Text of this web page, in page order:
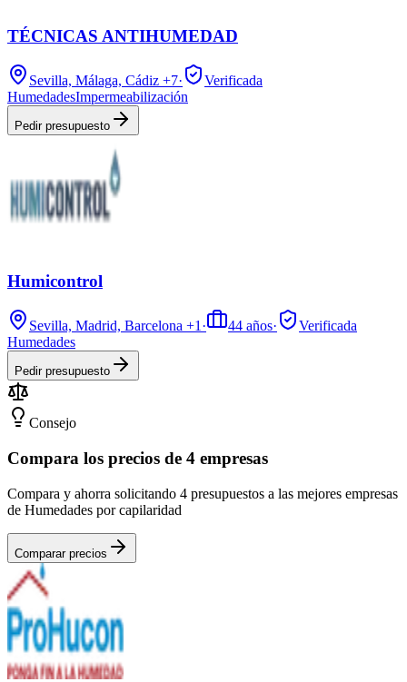
TÉCNICAS ANTIHUMEDAD
Sevilla, Málaga, Cádiz +7·
Verificada
HumedadesImpermeabilización
Pedir presupuesto
Humicontrol
Sevilla, Madrid, Barcelona +1 · 44 años·
Verificada
Humedades
Pedir presupuesto
Consejo
Compara los precios de 4 empresas
Compara y ahorra solicitando 4 presupuestos a las mejores empresas
de Humedades por capilaridad
Comparar precios